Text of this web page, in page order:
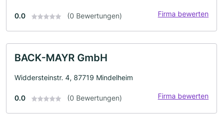
0.0 (0 Bewertungen) Firma bewerten
BACK-MAYR GmbH
Widdersteinstr. 4, 87719 Mindelheim
0.0 (0 Bewertungen) Firma bewerten